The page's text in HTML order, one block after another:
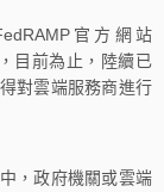
官方網站
目前為止，陸續已
對雲端服務商進行
，政府機關或雲端